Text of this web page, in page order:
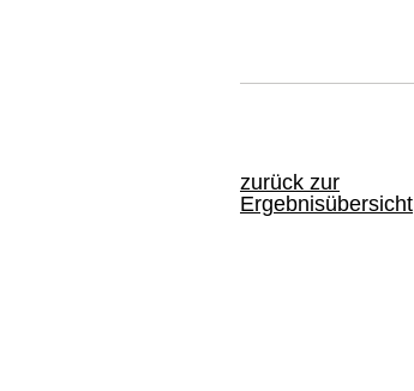
zurück zur
Ergebnisübersicht